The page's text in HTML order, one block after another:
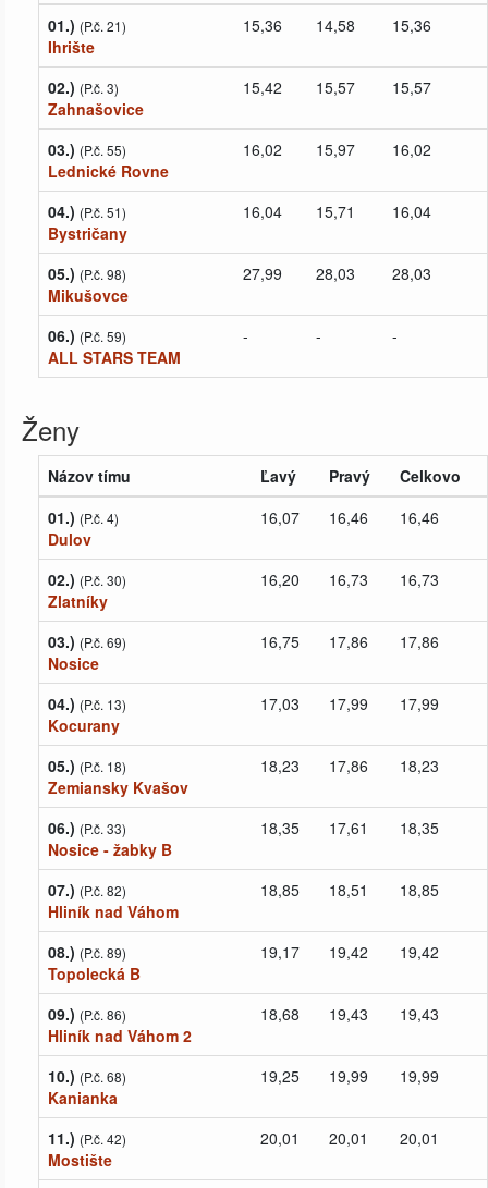
01.) (P.č. 21)
Ihrište
15,36 14,58 15,36
02.) (P.č. 3)
Zahnašovice
15,42 15,57 15,57
03.) (P.č. 55)
Lednické Rovne
16,02 15,97 16,02
04.) (P.č. 51)
Bystričany
16,04 15,71 16,04
05.) (P.č. 98)
Mikušovce
27,99 28,03 28,03
06.) (P.č. 59)
ALL STARS TEAM
- - -
Ženy
Názov tímu Ľavý Pravý
Celkovo
01.) (P.č. 4)
Dulov
16,07 16,46 16,46
02.) (P.č. 30)
Zlatníky
16,20 16,73 16,73
03.) (P.č. 69)
Nosice
16,75 17,86 17,86
04.) (P.č. 13)
Kocurany
17,03 17,99 17,99
05.) (P.č. 18)
Zemiansky Kvašov
18,23 17,86 18,23
06.) (P.č. 33)
Nosice - žabky B
18,35 17,61 18,35
07.) (P.č. 82)
Hliník nad Váhom
18,85 18,51 18,85
08.) (P.č. 89)
Topolecká B
19,17 19,42 19,42
09.) (P.č. 86)
Hliník nad Váhom 2
18,68 19,43 19,43
10.) (P.č. 68)
Kanianka
19,25 19,99 19,99
11.) (P.č. 42)
Mostište
20,01 20,01 20,01